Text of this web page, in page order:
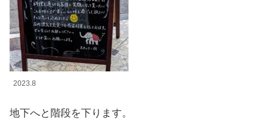
2023.8
地下へと階段を下ります。